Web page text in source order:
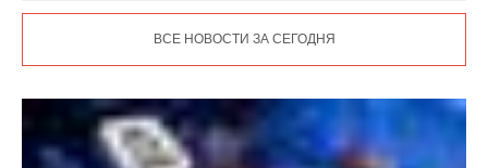
ВСЕ НОВОСТИ ЗА СЕГОДНЯ